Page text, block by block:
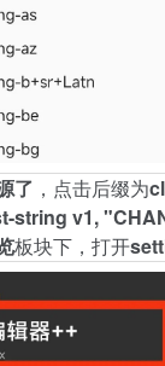
了 ， 点击后缀为cl
t-string v1,"CHA
板块下 ， 打开sett